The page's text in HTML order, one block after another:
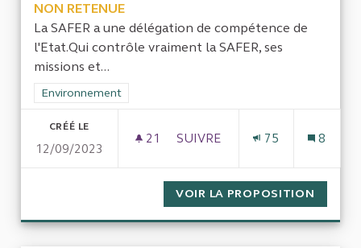
NON RETENUE
La SAFER a une délégation de compétence de
l'Etat.Qui contrôle vraiment la SAFER, ses
missions et...
Filtrer les résultats de la catégorie : Environnement
Environnement
CRÉÉ LE
12/09/2023
21 21 ABONNÉS
SUIVRE
75 8
VOIR LA PROPOSITION